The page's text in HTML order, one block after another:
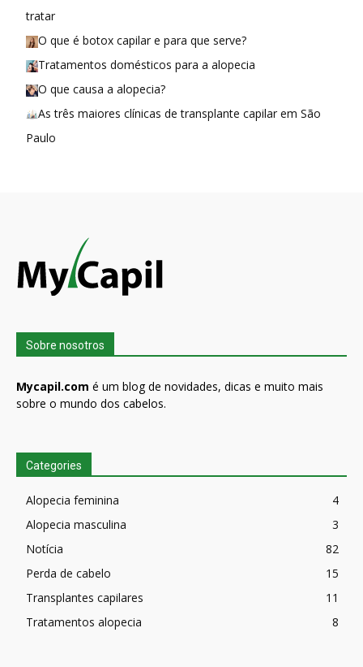
tratar
O que é botox capilar e para que serve?
Tratamentos domésticos para a alopecia
O que causa a alopecia?
As três maiores clínicas de transplante capilar em São
Paulo
Sobre nosotros
Mycapil.com é um blog de novidades, dicas e muito mais
sobre o mundo dos cabelos.
Categories
Alopecia feminina
4
Alopecia masculina
3
Notícia
82
Perda de cabelo
15
Transplantes capilares
11
Tratamentos alopecia
8